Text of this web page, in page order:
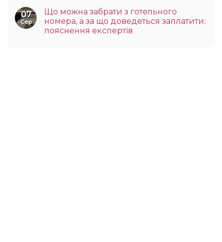
07
Сер
Що можна забрати з готельного
номера, а за що доведеться заплатити:
пояснення експертів